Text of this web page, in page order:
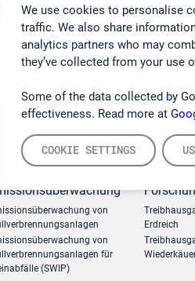
We use cookies to personalise
traffic. We also share
analytics partners who may
they’ve collected from your use
Some of the data collected by
effectiveness. Read more at
COOKIE SETTINGS
1,095 g/cm3
von
von
für
(SWIP)
Erdreich